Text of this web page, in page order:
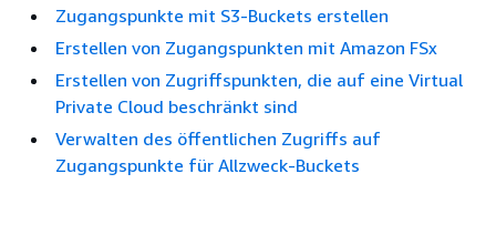
Zugangspunkte mit S3-Buckets erstellen
Erstellen von Zugangspunkten mit Amazon FSx
Erstellen von Zugriffspunkten, die auf eine Virtual
Private Cloud beschränkt sind
Verwalten des öffentlichen Zugriffs auf
Zugangspunkte für Allzweck-Buckets